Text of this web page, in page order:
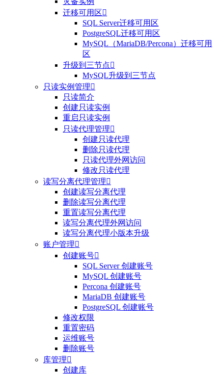
迁移可用区
SQL Server迁移可用区
PostgreSQL迁移可用区
MySQL（MariaDB/Percona）迁移可用
区
升级到三节点
MySQL升级到三节点
只读实例管理
只读简介
创建只读实例
重启只读实例
只读代理管理
创建只读代理
删除只读代理
只读代理外网访问
修改只读代理
读写分离代理管理
创建读写分离代理
删除读写分离代理
重置读写分离代理
读写分离代理外网访问
读写分离代理小版本升级
账户管理
创建账号
SQL Server 创建账号
MySQL 创建账号
Percona 创建账号
MariaDB 创建账号
PostgreSQL 创建账号
修改权限
重置密码
运维账号
删除账号
库管理
创建库